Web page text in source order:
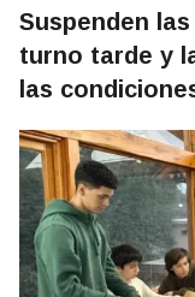
Suspenden
turno tarde y
las